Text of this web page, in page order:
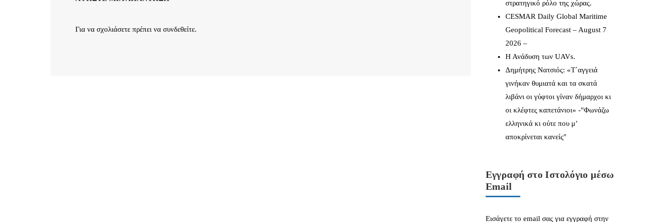
Για να σχολιάσετε πρέπει να συνδεθείτε.
στρατηγικό ρόλο της χώρας.
CESMAR Daily Global Maritime
Geopolitical Forecast – August 7
2026 –
Η Ανάδυση των UAVs.
Δημήτρης Νατσιός: «Τ΄αγγειά
γινήκαν θυμιατά και τα σκατά
λιβάνι οι γύφτοι γίναν δήμαρχοι κι
οι κλέφτες καπετάνιοι» -"Φωνάζω
ελληνικά κι ούτε που μ’
αποκρίνεται κανείς"
Εγγραφή στο Ιστολόγιο μέσω
Email
Εισάγετε το email σας για εγγραφή στην